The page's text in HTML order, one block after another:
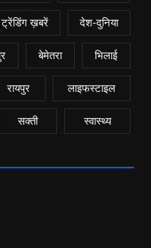
ट्रेंडिंग ख़बरें देश-दुनिया
बेमेतरा भिलाई
रायपुर लाइफस्टाइल
सक्ती स्वास्थ्य